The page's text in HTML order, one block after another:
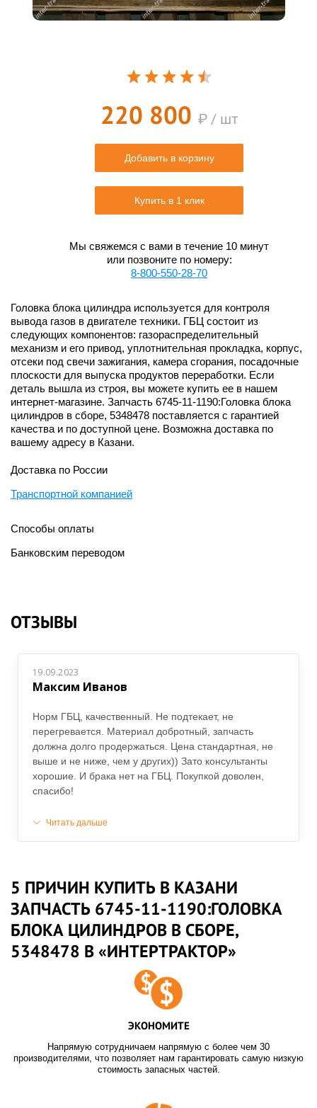
220 800 ₽ / шт
Добавить в корзину
Купить в 1 клик
Мы свяжемся с вами в течение 10 минут
или позвоните по номеру:
8-800-550-28-70
Головка блока цилиндра используется для контроля
вывода газов в двигателе техники. ГБЦ состоит из
следующих компонентов: газораспределительный
механизм и его привод, уплотнительная прокладка, корпус,
отсеки под свечи зажигания, камера сгорания, посадочные
плоскости для выпуска продуктов переработки. Если
деталь вышла из строя, вы можете купить ее в нашем
интернет-магазине. Запчасть 6745-11-1190:Головка блока
цилиндров в сборе, 5348478 поставляется с гарантией
качества и по доступной цене. Возможна доставка по
вашему адресу в Казани.
Доставка по России
Транспортной компанией
Способы оплаты
Банковским переводом
ОТЗЫВЫ
19.09.2023
Максим Иванов
Норм ГБЦ, качественный. Не подтекает, не
перегревается. Материал добротный, запчасть
должна долго продержаться. Цена стандартная, не
выше и не ниже, чем у других)) Зато консультанты
хорошие. И брака нет на ГБЦ. Покупкой доволен,
спасибо!
Читать дальше
5 ПРИЧИН КУПИТЬ В КАЗАНИ
ЗАПЧАСТЬ 6745-11-1190:ГОЛОВКА
БЛОКА ЦИЛИНДРОВ В СБОРЕ,
5348478 В «ИНТЕРТРАКТОР»
ЭКОНОМИТЕ
Напрямую сотрудничаем напрямую с более чем 30
производителями, что позволяет нам гарантировать самую низкую
стоимость запасных частей.